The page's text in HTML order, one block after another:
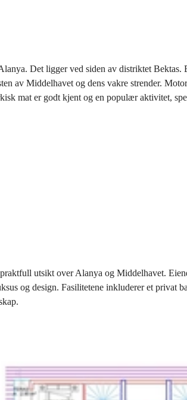
Det ligger ved siden av distriktet
av Middelhavet og dens vakre strender.
mat er godt kjent og en populær aktivitet,
utsikt over Alanya og Middelhavet.
og design. Fasilitetene inkluderer et